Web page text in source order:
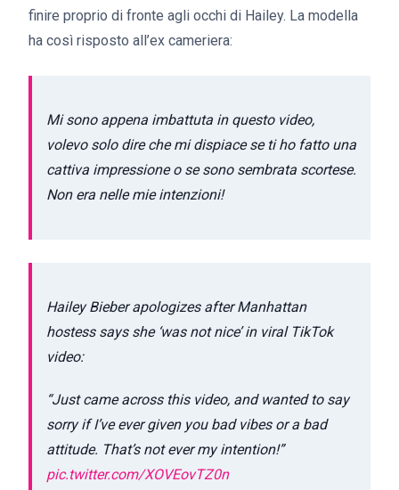
finire proprio di fronte agli occhi di Hailey. La modella
ha così risposto all’ex cameriera:
Mi sono appena imbattuta in questo video,
volevo solo dire che mi dispiace se ti ho fatto una
cattiva impressione o se sono sembrata scortese.
Non era nelle mie intenzioni!
Hailey Bieber apologizes after Manhattan
hostess says she ‘was not nice’ in viral TikTok
video:
“Just came across this video, and wanted to say
sorry if I’ve ever given you bad vibes or a bad
attitude. That’s not ever my intention!”
pic.twitter.com/XOVEovTZ0n